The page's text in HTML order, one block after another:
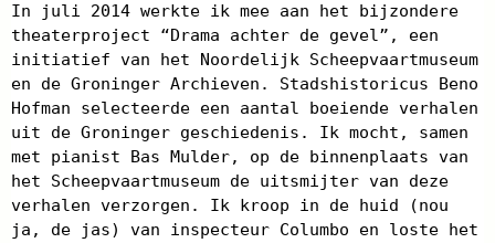
Cabaret
Clips
Discografie
Schnabbel en babbel
Biografie
Agenda
In de pers
Links
Contact
In juli 2014 werkte ik mee aan het bijzondere
theaterproject “Drama achter de gevel”, een
initiatief van het Noordelijk Scheepvaartmuseum
en de Groninger Archieven. Stadshistoricus Beno
Hofman selecteerde een aantal boeiende verhalen
uit de Groninger geschiedenis. Ik mocht, samen
met pianist Bas Mulder, op de binnenplaats van
het Scheepvaartmuseum de uitsmijter van deze
verhalen verzorgen. Ik kroop in de huid (nou
ja, de jas) van inspecteur Columbo en loste het